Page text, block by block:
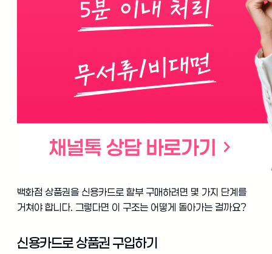
백화점 상품권을 신용카드로 할부 구매하려면 몇 가지 단계를
거쳐야 합니다. 그렇다면 이 구조는 어떻게 돌아가는 걸까요?
신용카드로 상품권 구입하기